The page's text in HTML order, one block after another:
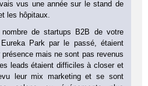
vus une année sur le stand de
les hôpitaux.
de startups B2B de votre
Park par le passé, étaient
mais ne sont pas revenus
leads étaient difficiles à closer et
leur mix marketing et se sont